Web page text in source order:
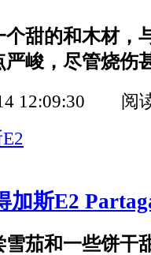
甜的和木材，
峻，尽管烧伤
12:09:30 阅
加斯E2
茄和一些饼干